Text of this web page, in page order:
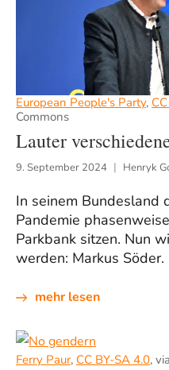
European People's Party,
Commons
Lauter
9. September 2024 Henryk
In seinem Bundesland
Pandemie
Parkbank sitzen. Nun
werden: Markus Söder.
mehr lesen
Ferry Paur, CC BY-SA 4.0,